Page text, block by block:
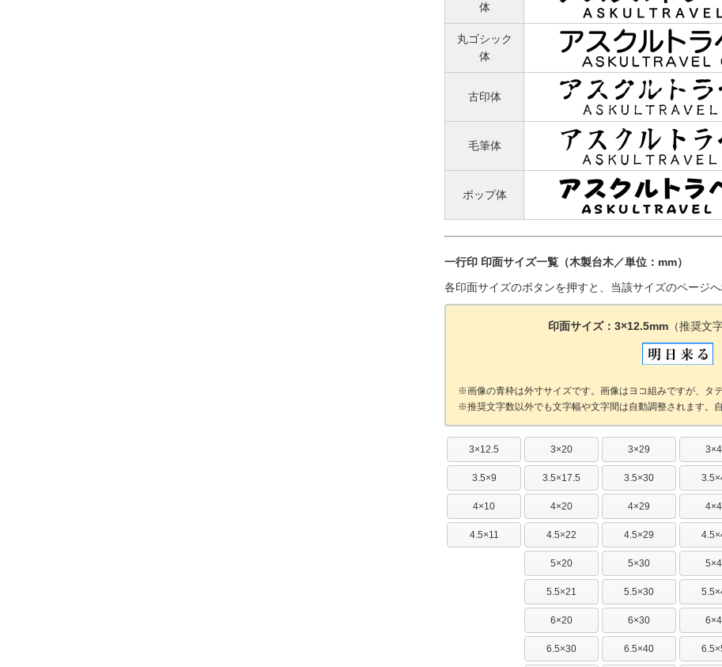
体
丸ゴシック
体
古印体
毛筆体
ポップ体
一行印 印面サイズ一覧（木製台木／単位：mm）
各印面サイズのボタンを押すと、当該サイズのページへ
印面サイズ：3×12.5mm （推奨文
画像の青枠は外寸サイズです。画像はヨコ組みですが、タ
推奨文字数以外でも文字幅や文字間は自動調整されます。
3×12.5 3×20 3×29
3.5×9 3.5×17.5 3.5×30
4×10 4×20 4×29
4.5×11 4.5×22 4.5×29
5×20 5×30
5.5×21 5.5×30
6×20 6×30
6.5×30 6.5×40